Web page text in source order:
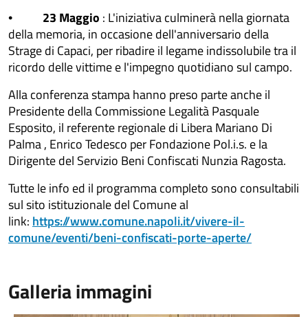
• 23 Maggio : L'iniziativa culminerà nella giornata
della memoria, in occasione dell'anniversario della
Strage di Capaci, per ribadire il legame indissolubile tra il
ricordo delle vittime e l'impegno quotidiano sul campo.
Alla conferenza stampa hanno preso parte anche il
Presidente della Commissione Legalità Pasquale
Esposito, il referente regionale di Libera Mariano Di
Palma , Enrico Tedesco per Fondazione Pol.i.s. e la
Dirigente del Servizio Beni Confiscati Nunzia Ragosta.
Tutte le info ed il programma completo sono consultabili
sul sito istituzionale del Comune al
link: https://www.comune.napoli.it/vivere-il-
comune/eventi/beni-confiscati-porte-aperte/
Galleria immagini